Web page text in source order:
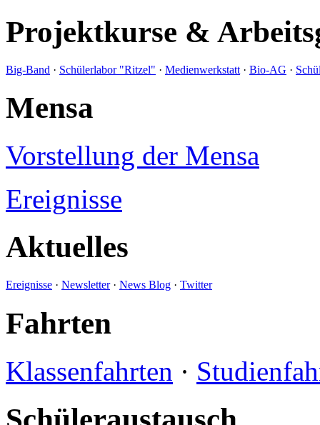
Projektkurse &
Big-Band · Schülerlabor "Ritzel" · Medienwerkstatt · Bio-AG ·
Mensa
Vorstellung der Mensa
Ereignisse
Aktuelles
Ereignisse · Newsletter· News Blog · Twitter
Fahrten
Klassenfahrten ·